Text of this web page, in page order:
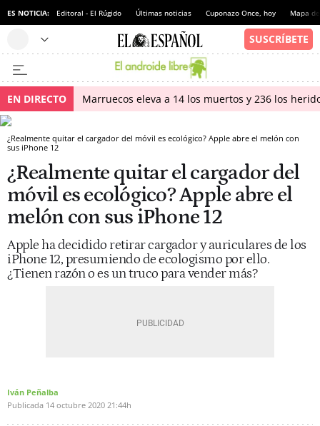
ES NOTICIA: Editoral - El Rúgido Últimas noticias Cuponazo Once, hoy Mapa
EN DIRECTO Marruecos eleva a 14 los muertos y 236 los
¿Realmente quitar el cargador del móvil es ecológico? Apple abre el melón con
sus iPhone 12
¿Realmente quitar el cargador del
móvil es ecológico? Apple abre el
melón con sus iPhone 12
Apple ha decidido retirar cargador y auriculares de los
iPhone 12, presumiendo de ecologismo por ello.
¿Tienen razón o es un truco para vender más?
Iván Peñalba
Publicada 14 octubre 2020 21:44h